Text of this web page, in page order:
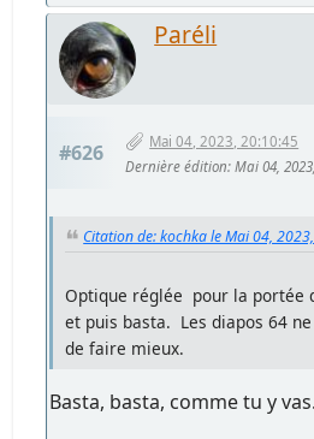
Paréli
#626
Mai 04, 2023, 20:10:45
Dernière édition: Mai 04,
Citation de: kochka le Mai 04,
Optique réglée pour la portée
et puis basta. Les diapos 64
de faire mieux.
Basta, basta, comme tu y vas.